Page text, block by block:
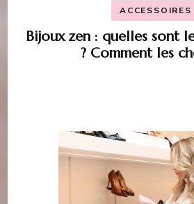
ACCESSOIRES
Bijoux zen : quelles sont
? Comment les